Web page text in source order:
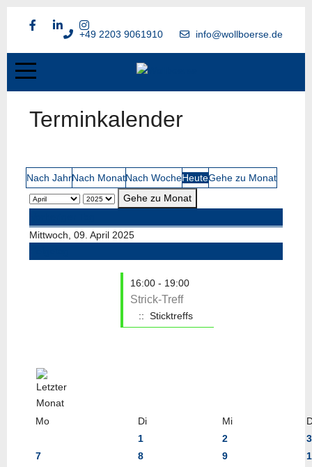
+49 2203 9061910 info@wollboerse.de
Terminkalender
Nach JahrNach MonatNach WocheHeuteGehe zu Monat
Gehe zu Monat
Mittwoch, 09. April 2025
16:00 - 19:00
Strick-Treff
:: Sticktreffs
Mo Di Mi
1
2
3
7
8 9